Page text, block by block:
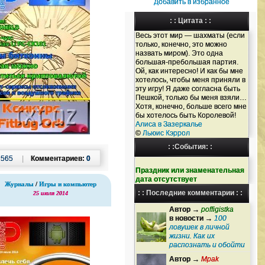
Добавить в избранное
: : Цитата : :
Весь этот мир — шахматы (если
только, конечно, это можно
назвать миром). Это одна
большая-пребольшая партия.
Ой, как интересно! И как бы мне
хотелось, чтобы меня приняли в
эту игру! Я даже согласна быть
Пешкой, только бы меня взяли…
Хотя, конечно, больше всего мне
бы хотелось быть Королевой!
Алиса в Зазеркалье
© Льюиc Кэррол
: :События: :
Праздник или знаменательная
дата отсутствует
: : Последние комментарии : :
Автор → poffigistka
в новости → 100
ловушек в личной
жизни. Как их
распознать и обойти
Автор → Mpak
Комментариев: 0
565
Журналы /Игры и компьютер
25 июля 2014